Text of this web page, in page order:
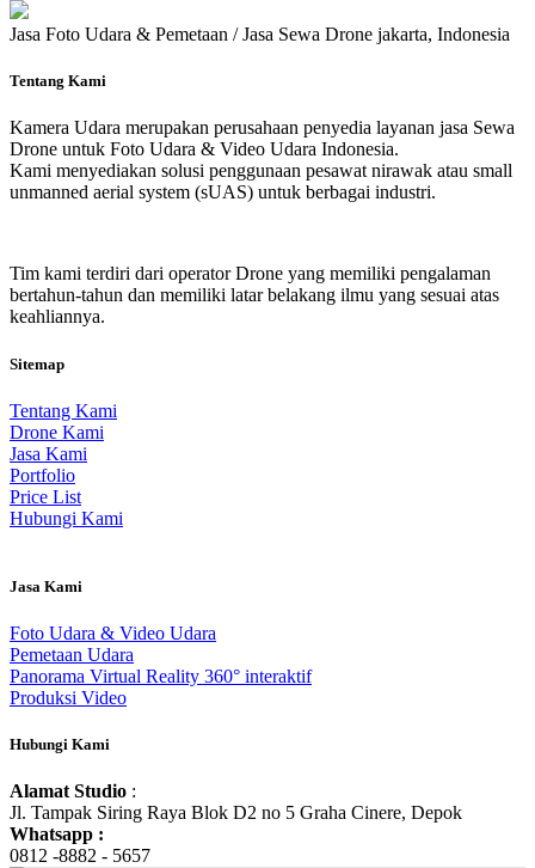
Jasa Foto Udara & Pemetaan / Jasa Sewa Drone jakarta, Indonesia
Tentang Kami
Kamera Udara merupakan perusahaan penyedia layanan jasa Sewa
Drone untuk Foto Udara & Video Udara Indonesia.
Kami menyediakan solusi penggunaan pesawat nirawak atau small
unmanned aerial system (sUAS) untuk berbagai industri.
Tim kami terdiri dari operator Drone yang memiliki pengalaman
bertahun-tahun dan memiliki latar belakang ilmu yang sesuai atas
keahliannya.
Sitemap
Tentang Kami
Drone Kami
Jasa Kami
Portfolio
Price List
Hubungi Kami
Jasa Kami
Foto Udara & Video Udara
Pemetaan Udara
Panorama Virtual Reality 360° interaktif
Produksi Video
Hubungi Kami
Alamat Studio :
Jl. Tampak Siring Raya Blok D2 no 5 Graha Cinere, Depok
Whatsapp :
0812 -8882 - 5657